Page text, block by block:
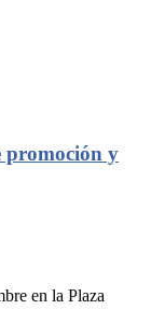
promoción y
en la Plaza